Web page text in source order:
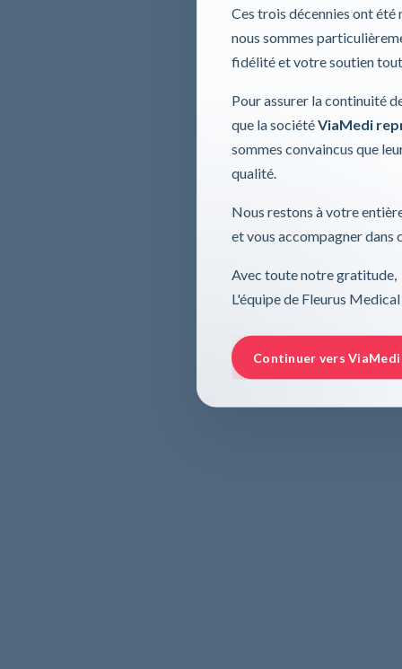
Ces trois décennies ont
nous sommes
fidélité et votre soutien
Pour assurer la continuité
que la sociétéViaMedi
sommes convaincus que
qualité.
Nous restons à votre
et vous accompagner dans
Avec toute notre gratitude,
L'équipe de Fleurus Medical
Continuer vers ViaMedi